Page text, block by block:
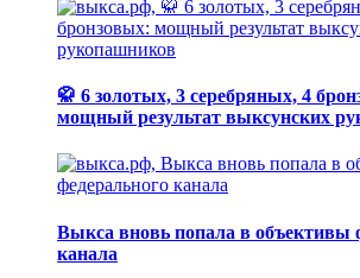
🥋 6 золотых, 3 серебряных, 4
мощный результат выксунских
Выкса вновь попала в объективы
канала